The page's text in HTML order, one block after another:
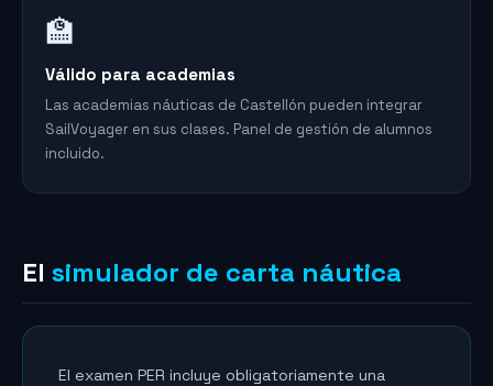
🏫
Válido para academias
Las academias náuticas de Castellón pueden integrar
SailVoyager en sus clases. Panel de gestión de alumnos
incluido.
El simulador de carta náutica
El examen PER incluye obligatoriamente una